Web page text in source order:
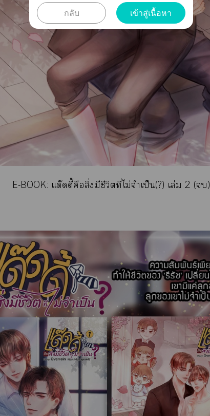
E-BOOK: แด๊ดดี้คือสิ่งมีชีวิตที่ไม่จำเป็น(?) เล่ม 2 ()
กลับ เข้าสู่เนื้อหา